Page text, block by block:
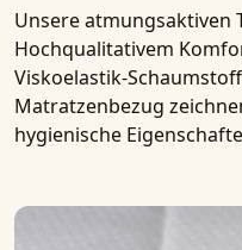
Unsereatmungsaktiven
Hochqualitativem
Viskoelastik-Schaumstoff
Matratzenbezug
hygienische